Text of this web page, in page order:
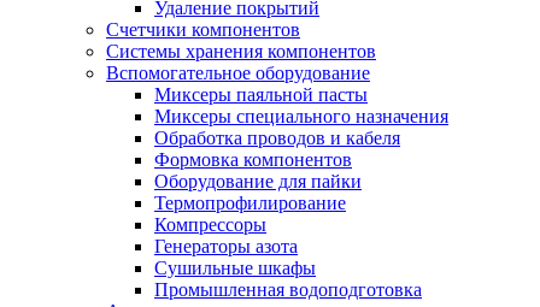
Удаление покрытий
Счетчики компонентов
Системы хранения компонентов
Вспомогательное оборудование
Миксеры паяльной пасты
Миксеры специального назначения
Обработка проводов и кабеля
Формовка компонентов
Оборудование для пайки
Термопрофилирование
Компрессоры
Генераторы азота
Сушильные шкафы
Промышленная водоподготовка